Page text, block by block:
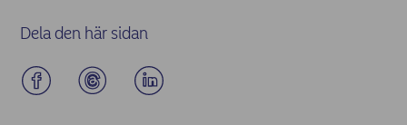
Dela den här sidan